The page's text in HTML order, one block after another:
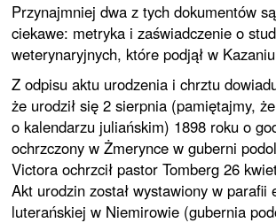
Przynajmniej dwa z tych dokumentów
ciekawe: metryka i zaświadczenie o
weterynaryjnych, które podjął w
Z odpisu aktu urodzenia i chrztu
że urodził się 2 sierpnia (pamiętajmy,
o kalendarzu juliańskim) 1898 roku o
ochrzczony w Żmerynce w guberni
Victora ochrzcił pastor Tomberg 26
Akt urodzin został wystawiony w parafii
luterańskiej w Niemirowie (gubernia